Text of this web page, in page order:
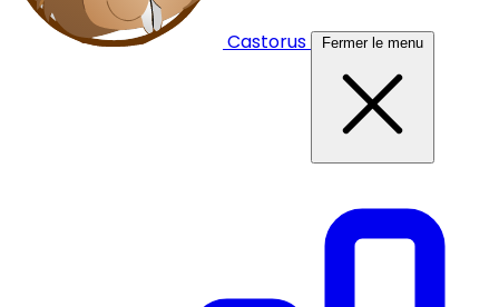
Castorus Fermer le menu